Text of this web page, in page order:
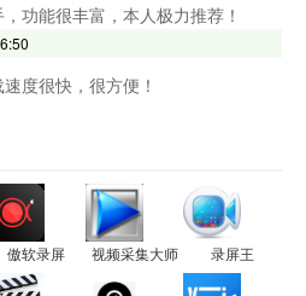
功能很丰富，本人极力推荐！
度很快，很方便！
录像软件
傲软录屏 视频采集大师 录屏王